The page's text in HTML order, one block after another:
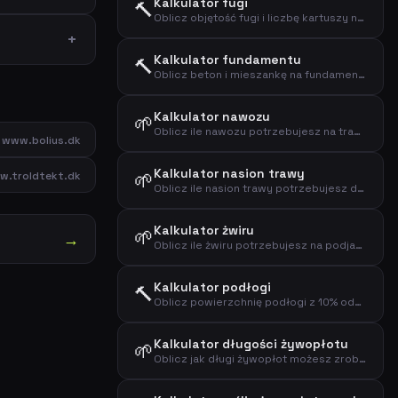
www.bolius.dk
→
🔨 Oblicz objętość fugi i liczbę kartuszy na podstawie wymiarów spoiny
🔨Kalkulator fundamentu
Oblicz beton i mieszankę na fundament na podstawie wymiarów
🌱Kalkulator nawozu
Oblicz ile nawozu potrzebujesz na trawnik, rabatę kwiatową lub ogród warzywny
🌱Kalkulator nasion trawy
Oblicz ile nasion trawy potrzebujesz do nowego siewu lub dosiewania trawnika
🌱Kalkulator żwiru
Oblicz ile żwiru potrzebujesz na podjazdy, ścieżki i warstwy drenażowe
🔨Kalkulator podłogi
Oblicz powierzchnię podłogi z 10% odpadów i liczbą paczek
🌱Kalkulator długości żywopłotu
Oblicz jak długi żywopłot możesz zrobić z daną liczbą roślin i odstępem